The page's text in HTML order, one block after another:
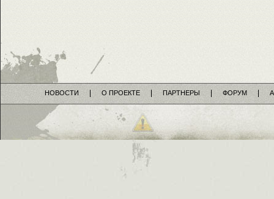
НОВОСТИ О ПРОЕКТЕ ПАРТНЕРЫ ФОРУМ